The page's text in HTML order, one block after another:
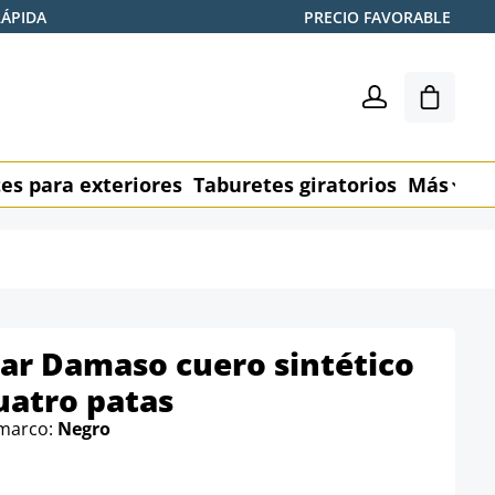
PRECIO FAVORABLE
El
para exteriores Taburetes giratorios Más
Damaso cuero sintético
patas
Negro